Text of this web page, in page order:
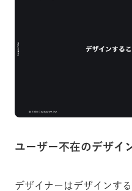
ユーザー不在のデザイ
デザイナーはデザインす